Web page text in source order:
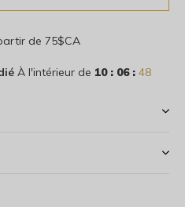
de 75$CA
À l'intérieur de 10 : 06 : 48